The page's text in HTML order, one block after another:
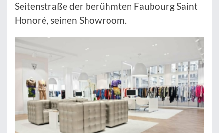
Seitenstraße der berühmten Faubourg Saint
Honoré, seinen Showroom.